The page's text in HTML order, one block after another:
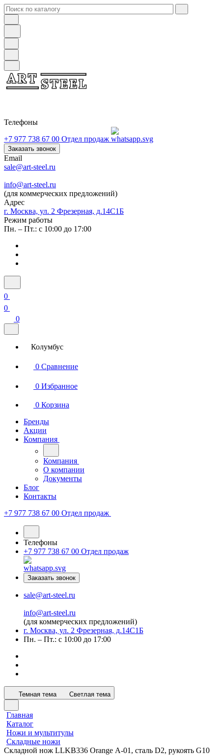
Телефоны
+7 977 738 67 00 Отдел продаж
Заказать звонок
Email
sale@art-steel.ru
info@art-steel.ru
(для коммерческих предложений)
Адрес
г. Москва, ул. 2 Фрезерная, д.14С1Б
Режим работы
Пн. – Пт.: с 10:00 до 17:00
0
0
0
Колумбус
0 Сравнение
0 Избранное
0 Корзина
Бренды
Акции
Компания
Компания
О компании
Документы
Блог
Контакты
+7 977 738 67 00 Отдел продаж
Телефоны
+7 977 738 67 00 Отдел продаж
Заказать звонок
sale@art-steel.ru
info@art-steel.ru
(для коммерческих предложений)
г. Москва, ул. 2 Фрезерная, д.14С1Б
Пн. – Пт.: с 10:00 до 17:00
Темная тема Светлая тема
Главная
Каталог
Ножи и мультитулы
Складные ножи
Складной нож LLKB336 Orange А-01, сталь D2, рукоять G10